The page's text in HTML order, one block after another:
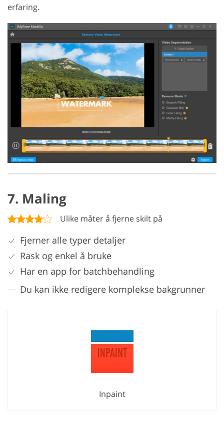
erfaring.
7. Maling
Ulike måter å fjerne skilt på
Fjerner alle typer detaljer
Rask og enkel å bruke
Har en app for batchbehandling
Du kan ikke redigere komplekse bakgrunner
Inpaint